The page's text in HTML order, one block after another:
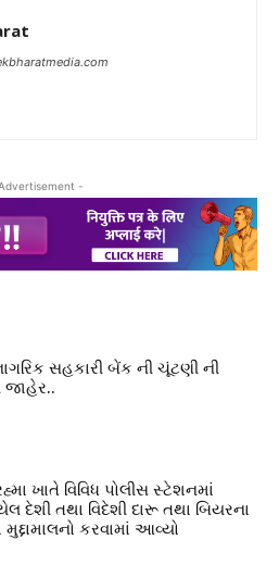
-
સહકારી બેંક ની ચૂંટણી ની
જાહેર..
ખાતે વિવિધ પોલીસ સ્ટેશનમાં
દેશી તથા વિદેશી દારૂ તથા બિયરના
મુદ્દામાલનો કરવામાં આવ્યો